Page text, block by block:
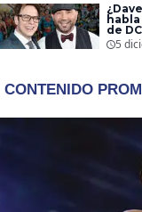
de
5